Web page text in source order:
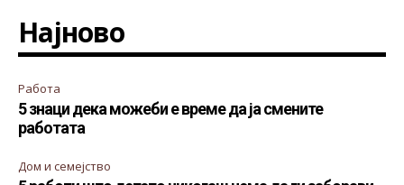
Најново
Работа
5 знаци дека можеби е време да ја смените
работата
Дом и семејство